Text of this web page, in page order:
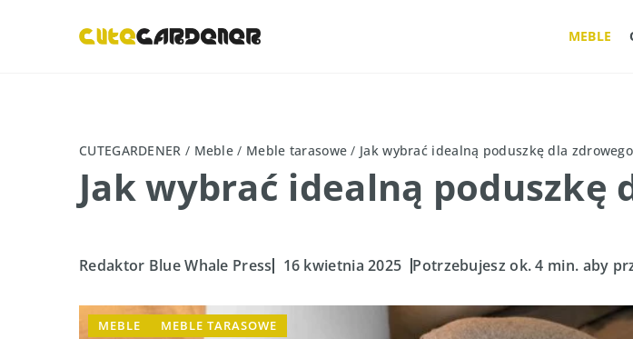
MEBLE
CUTEGARDENER / Meble / Meble tarasowe / Jak wybrać idealną poduszkę dla
Jak wybrać idealną poduszkę
Redaktor Blue Whale Press 16 kwietnia 2025 Potrzebujesz ok. 4 min. aby
MEBLE MEBLE TARASOWE